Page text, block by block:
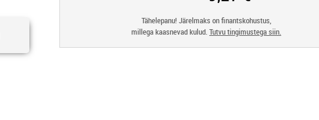
Tähelepanu! Järelmaks on finantskohustus,
millega kaasnevad kulud.Tutvu tingimustega siin.